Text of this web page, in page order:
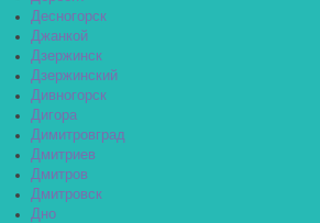
Десногорск
Джанкой
Дзержинск
Дзержинский
Дивногорск
Дигора
Димитровград
Дмитриев
Дмитров
Дмитровск
Дно